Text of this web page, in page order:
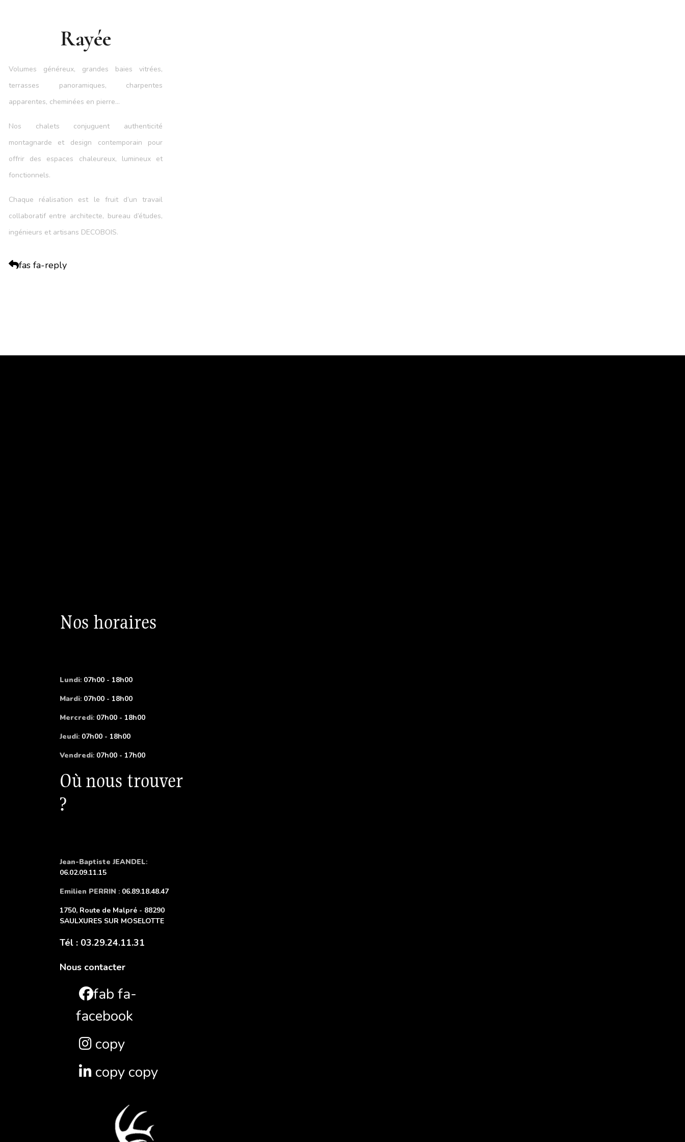
Rayée
Volumes généreux, grandes baies vitrées,
terrasses panoramiques, charpentes
apparentes, cheminées en pierre…
Nos chalets conjuguent authenticité
montagnarde et design contemporain pour
offrir des espaces chaleureux, lumineux et
fonctionnels.
Chaque réalisation est le fruit d’un travail
collaboratif entre architecte, bureau d’études,
ingénieurs et artisans DECOBOIS.
fas fa-reply
Nos horaires
Lundi: 07h00 - 18h00
Mardi: 07h00 - 18h00
Mercredi: 07h00 - 18h00
Jeudi: 07h00 - 18h00
Vendredi: 07h00 - 17h00
Où nous trouver
?
Jean-Baptiste JEANDEL:
06.02.09.11.15
Emilien PERRIN : 06.89.18.48.47
1750, Route de Malpré - 88290
SAULXURES SUR MOSELOTTE
Tél : 03.29.24.11.31
Nous contacter
fab fa-
facebook
copy
copy copy